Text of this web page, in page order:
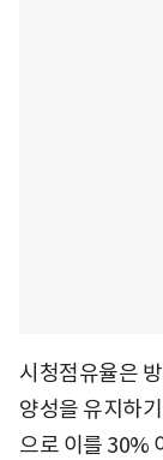
시청점유율은
양성을 유지하
으로 이를 30%